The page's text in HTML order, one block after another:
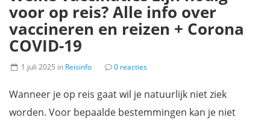
voor op reis? Alle info over
vaccineren en reizen + Corona
COVID-19
1 juli 2025 in Reisinfo 0 reacties
Wanneer je op reis gaat wil je natuurlijk niet ziek
worden. Voor bepaalde bestemmingen kan je niet